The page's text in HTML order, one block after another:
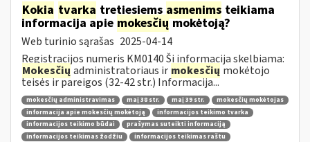
Kokia tvarka tretiesiems asmenims teikiama
informacija apie mokesčiųmokėtoją?
Web turinio sąrašas 2025-04-14
Registracijos numeris KM0140 Ši informacija skelbiama:
Mokesčių administratoriaus ir mokesčių mokėtojo
teisės ir pareigos (32-42 str.) Informacija...
mokesčių administravimas maį 38 str. maį 39 str.
mokesčių mokėtojas
informacija apie mokesčių mokėtoją
informacijos teikimo tvarka
informacijos teikimo būdai
prašymas suteikti informaciją
informacijos teikimas žodžiu
informacijos teikimas raštu